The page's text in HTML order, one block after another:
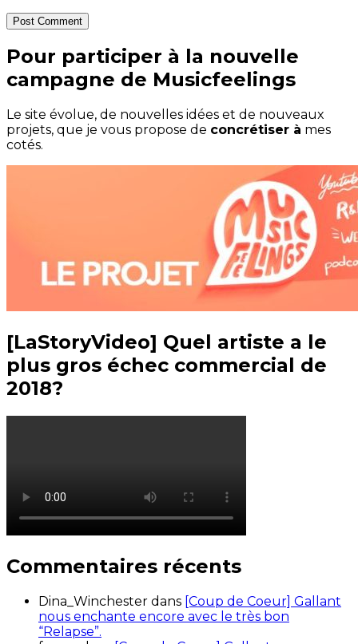
Post Comment
Pour participer à la nouvelle
campagne de Musicfeelings
Le site évolue, de nouvelles idées et de nouveaux
projets, que je vous propose de concrétiser à mes
cotés.
[LaStoryVideo] Quel artiste a le
plus gros échec commercial de
2018?
Commentaires récents
Dina_Winchester dans [Coup de Coeur] Gallant
nous enchante encore avec le très bon
“Relapse”.